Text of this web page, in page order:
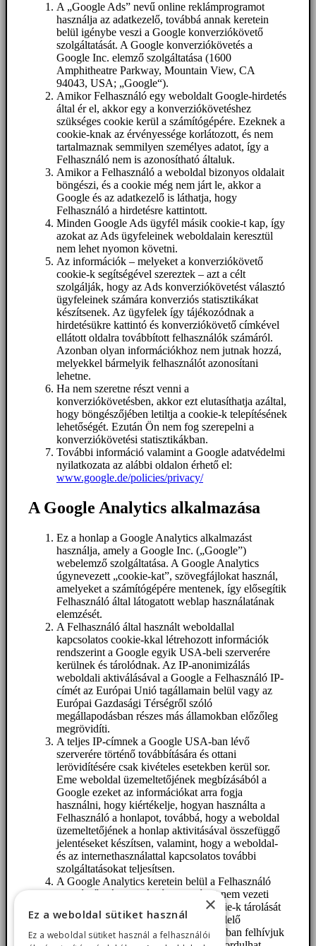
A „Google Ads” nevű online reklámprogramot
használja az adatkezelő, továbbá annak keretein
belül igénybe veszi a Google konverziókövető
szolgáltatását. A Google konverziókövetés a
Google Inc. elemző szolgáltatása (1600
Amphitheatre Parkway, Mountain View, CA
94043, USA; „Google“).
Amikor Felhasználó egy weboldalt Google-hirdetés
által ér el, akkor egy a konverziókövetéshez
szükséges cookie kerül a számítógépére. Ezeknek a
cookie-knak az érvényessége korlátozott, és nem
tartalmaznak semmilyen személyes adatot, így a
Felhasználó nem is azonosítható általuk.
Amikor a Felhasználó a weboldal bizonyos oldalait
böngészi, és a cookie még nem járt le, akkor a
Google és az adatkezelő is láthatja, hogy
Felhasználó a hirdetésre kattintott.
Minden Google Ads ügyfél másik cookie-t kap, így
azokat az Ads ügyfeleinek weboldalain keresztül
nem lehet nyomon követni.
Az információk – melyeket a konverziókövető
cookie-k segítségével szereztek – azt a célt
szolgálják, hogy az Ads konverziókövetést választó
ügyfeleinek számára konverziós statisztikákat
készítsenek. Az ügyfelek így tájékozódnak a
hirdetésükre kattintó és konverziókövető címkével
ellátott oldalra továbbított felhasználók számáról.
Azonban olyan információkhoz nem jutnak hozzá,
melyekkel bármelyik felhasználót azonosítani
lehetne.
Ha nem szeretne részt venni a
konverziókövetésben, akkor ezt elutasíthatja azáltal,
hogy böngészőjében letiltja a cookie-k telepítésének
lehetőségét. Ezután Ön nem fog szerepelni a
konverziókövetési statisztikákban.
További információ valamint a Google adatvédelmi
nyilatkozata az alábbi oldalon érhető el:
www.google.de/policies/privacy/
A Google Analytics alkalmazása
Ez a honlap a Google Analytics alkalmazást
használja, amely a Google Inc. („Google”)
webelemző szolgáltatása. A Google Analytics
úgynevezett „cookie-kat”, szövegfájlokat használ,
amelyeket a számítógépére mentenek, így elősegítik
Felhasználó által látogatott weblap használatának
elemzését.
A Felhasználó által használt weboldallal
kapcsolatos cookie-kkal létrehozott információk
rendszerint a Google egyik USA-beli szerverére
kerülnek és tárolódnak. Az IP-anonimizálás
weboldali aktiválásával a Google a Felhasználó IP-
címét az Európai Unió tagállamain belül vagy az
Európai Gazdasági Térségről szóló
megállapodásban részes más államokban előzőleg
megrövidíti.
A teljes IP-címnek a Google USA-ban lévő
szerverére történő továbbítására és ottani
lerövidítésére csak kivételes esetekben kerül sor.
Eme weboldal üzemeltetőjének megbízásából a
Google ezeket az információkat arra fogja
használni, hogy kiértékelje, hogyan használta a
Felhasználó a honlapot, továbbá, hogy a weboldal
üzemeltetőjének a honlap aktivitásával összefüggő
jelentéseket készítsen, valamint, hogy a weboldal-
és az internethasználattal kapcsolatos további
szolgáltatásokat teljesítsen.
A Google Analytics keretein belül a Felhasználó
böngészője által továbbított IP-címet nem vezeti
össze a Google más adataival. A cookie-k tárolását
a Felhasználó a böngészőjének megfelelő
beállításával megakadályozhatja, azonban felhívjuk
×
Ez a weboldal sütiket használ
Ez a weboldal sütiket használ a felhasználói